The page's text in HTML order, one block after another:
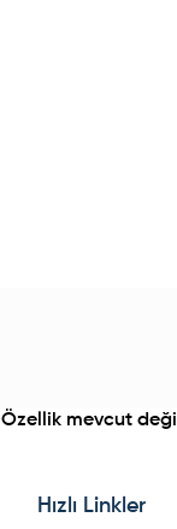
Özellik mevcut değil
Hızlı Linkler